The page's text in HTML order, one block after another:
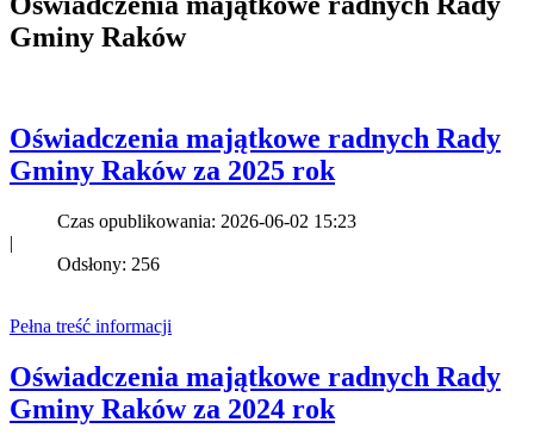
Gminy Raków
Oświadczenia majątkowe radnych Rady
Gminy Raków za 2025 rok
Czas opublikowania: 2026-06-02 15:23
|
Odsłony: 256
Pełna treść informacji
Oświadczenia majątkowe radnych Rady
Gminy Raków za 2024 rok